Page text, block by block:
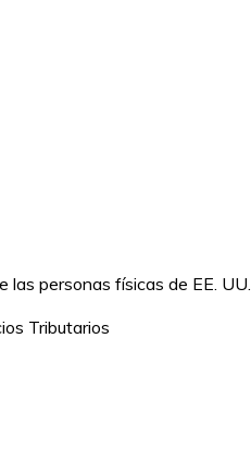
las personas físicas de EE. UU.
Tributarios